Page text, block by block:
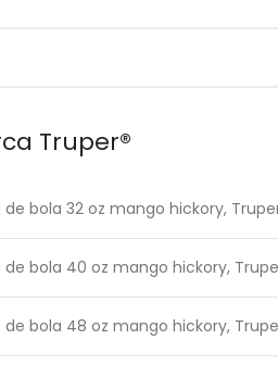
Truper®
bola 32 oz mango hickory,
bola 40 oz mango hickory,
bola 48 oz mango hickory,